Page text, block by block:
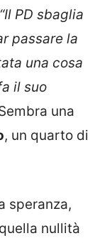
“Il PD sbaglia
passare la
una cosa
il suo
una
, un quarto di
speranza,
nullità